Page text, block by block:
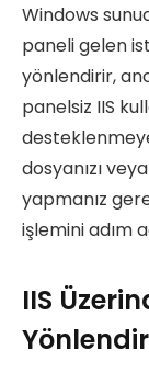
Windows
paneli gelen
yönlendirir,
panelsiz IIS
dosyanızı
yapmanız
işlemini adım
IIS